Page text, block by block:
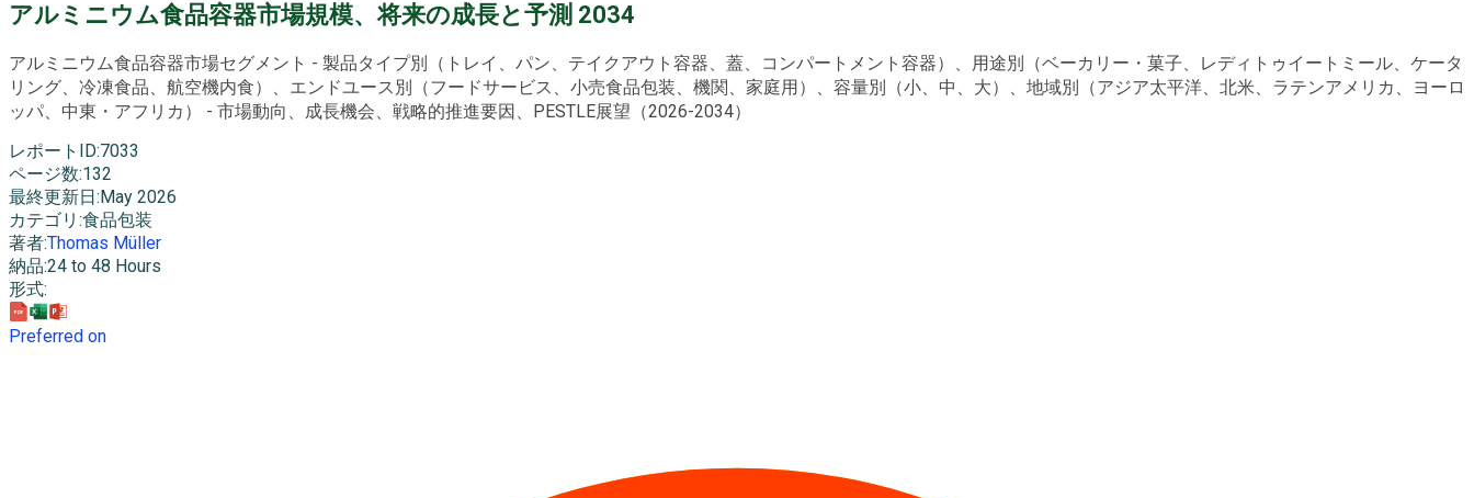
アルミニウム食品容器市場規模、将来の成長と予測 2034
アルミニウム食品容器市場セグメント - 製品タイプ別（トレイ、パン、テイクアウト容器、蓋、コンパートメント容器）、用途別（ベーカリー・菓子、レディトゥイートミール、ケータ
リング、冷凍食品、航空機内食）、エンドユース別（フードサービス、小売食品包装、機関、家庭用）、容量別（小、中、大）、地域別（アジア太平洋、北米、ラテンアメリカ、ヨーロ
ッパ、中東・アフリカ） - 市場動向、成長機会、戦略的推進要因、PESTLE展望（2026-2034）
レポートID:7033
ページ数:132
最終更新日 : May 2026
カテゴリ :食品包装
著者:Thomas Müller
納品:24 to 48 Hours
形式:
Preferred on